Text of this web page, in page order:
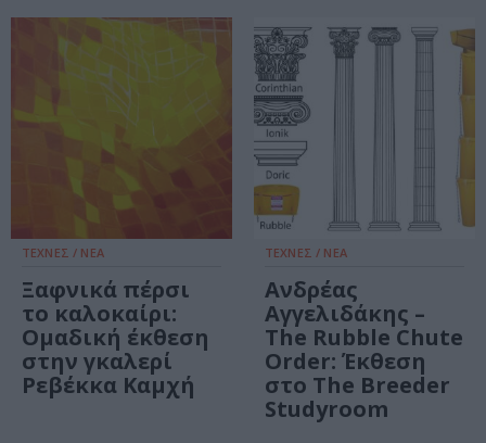
ΤΕΧΝΕΣ / ΝΕΑ
Ξαφνικά πέρσι
το καλοκαίρι:
Ομαδική έκθεση
στην γκαλερί
Ρεβέκκα Καμχή
ΤΕΧΝΕΣ / ΝΕΑ
Ανδρέας
Αγγελιδάκης –
The Rubble Chute
Order: Έκθεση
στο The Breeder
Studyroom